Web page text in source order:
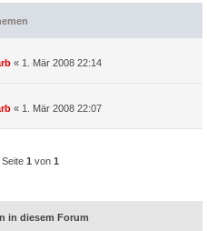
« 1. Mär 2008 22:14
« 1. Mär 2008 22:07
Seite 1 von 1
in diesem Forum